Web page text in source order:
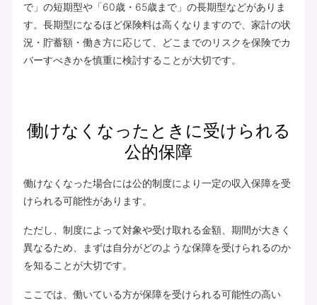
で」の短期型や「60歳・65歳まで」の長期型などがありま
す。長期型になるほど保険料は高くなりますので、家計の状
況・貯蓄額・働き方に応じて、どこまでのリスクを保険でカ
バーすべきかを慎重に検討することが大切です。
働けなくなったときに受けられる
公的保障
働けなくなった場合には公的制度により一定の収入保障を受
けられる可能性があります。
ただし、制度によって対象や受け取れる金額、期間が大きく
異なるため、まずは自分がどのような保障を受けられるのか
を知ることが大切です。
ここでは、働いている方が保障を受けられる可能性の高い